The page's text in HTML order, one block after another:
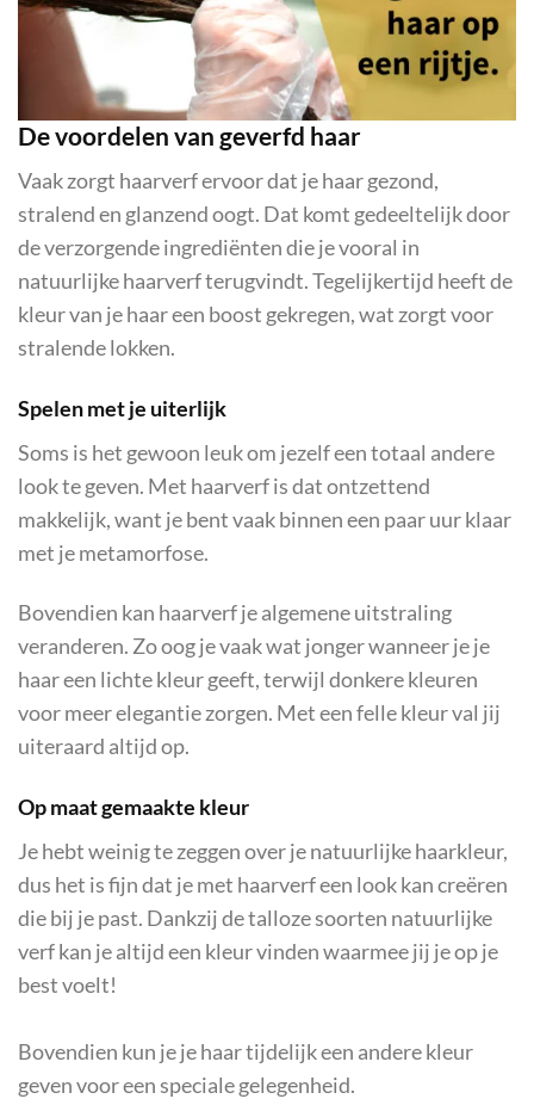
De voordelen van geverfd haar
Vaak zorgt haarverf ervoor dat je haar gezond,
stralend en glanzend oogt. Dat komt gedeeltelijk door
de verzorgende ingrediënten die je vooral in
natuurlijke haarverf terugvindt. Tegelijkertijd heeft de
kleur van je haar een boost gekregen, wat zorgt voor
stralende lokken.
Spelen met je uiterlijk
Soms is het gewoon leuk om jezelf een totaal andere
look te geven. Met haarverf is dat ontzettend
makkelijk, want je bent vaak binnen een paar uur klaar
met je metamorfose.
Bovendien kan haarverf je algemene uitstraling
veranderen. Zo oog je vaak wat jonger wanneer je je
haar een lichte kleur geeft, terwijl donkere kleuren
voor meer elegantie zorgen. Met een felle kleur val jij
uiteraard altijd op.
Op maat gemaakte kleur
Je hebt weinig te zeggen over je natuurlijke haarkleur,
dus het is fijn dat je met haarverf een look kan creëren
die bij je past. Dankzij de talloze soorten natuurlijke
verf kan je altijd een kleur vinden waarmee jij je op je
best voelt!
Bovendien kun je je haar tijdelijk een andere kleur
geven voor een speciale gelegenheid.